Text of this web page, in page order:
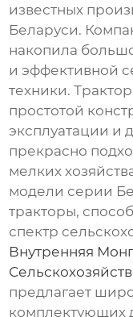
известных
Беларуси.
накопила
и эффективной
техники.
простотой
эксплуатации и
прекрасно
мелких
модели серии
тракторы,
спектр
Внутренняя
предлагает
комплектующих